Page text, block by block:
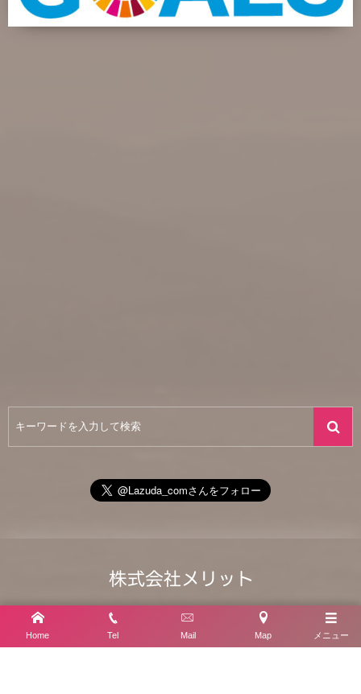
メニュー
Home Tel Mail Map
【松江事務所】
〒690-0012 島根県松江市古志原5丁目2-43
【米子事務所】